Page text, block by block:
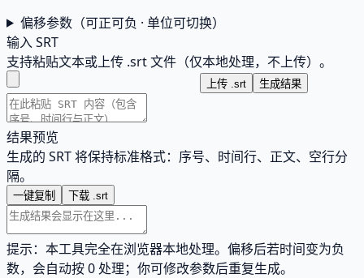
偏移参数（可正可负 · 单位可切换）
输入 SRT
支持粘贴文本或上传 .srt 文件（仅本地处理，不上传）。
上传 .srt 生成结果
结果预览
生成的 SRT 将保持标准格式：序号、时间行、正文、空行分
隔。
一键复制 下载 .srt
提示：本工具完全在浏览器本地处理。偏移后若时间变为负
数，会自动按 0 处理；你可修改参数后重复生成。